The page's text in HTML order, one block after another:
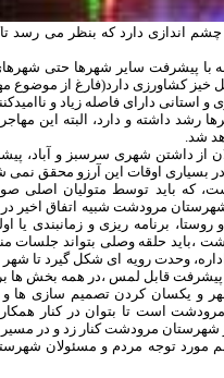
اندازى دارد كه بنظر مى رسد
با پيشرفت ساير شهرها حتى
كشاورزى دارد(فارغ از موضوع
داراى فاصله زياد و
رشد داشته و دارد، البته اين
شد.
از داشتن شهرى سرسبز و آباد،
بسيارى اوقات اين آرزو محقق نمى
كه بايد توسط متوليان اصلى
مرودشت شبيه اتفاق اخير در
برنامه ريزى و زمانبندى يا
،بايد حلقه وصلى بتواند جلسات
وحدت رويه اى شكل گيرد تا شهر
پيشرفت قابل لمس ،در همه بخش ها
و يكسان كردن تصميم سازى ها
است تا بتوان در كنار
شهرستان مرودشت كنار زد و در مسير
مورد توجه مردم و مسئولان